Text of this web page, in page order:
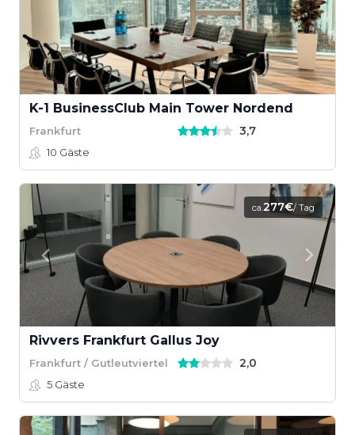
K-1 BusinessClub Main Tower Nordend
Frankfurt 3,7
10 Gäste
ca.277€/ Tag
Rivvers Frankfurt Gallus Joy
Frankfurt / Gutleutviertel 2,0
5 Gäste